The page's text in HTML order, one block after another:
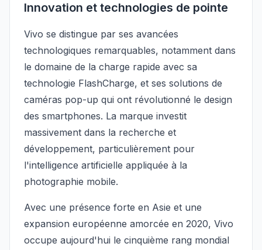
Innovation et technologies de pointe
Vivo se distingue par ses avancées
technologiques remarquables, notamment dans
le domaine de la charge rapide avec sa
technologie FlashCharge, et ses solutions de
caméras pop-up qui ont révolutionné le design
des smartphones. La marque investit
massivement dans la recherche et
développement, particulièrement pour
l'intelligence artificielle appliquée à la
photographie mobile.
Avec une présence forte en Asie et une
expansion européenne amorcée en 2020, Vivo
occupe aujourd'hui le cinquième rang mondial